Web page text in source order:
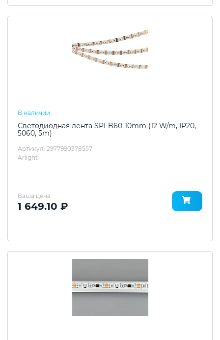
В наличии
Светодиодная лента SPI-B60-10mm (12 W/m, IP20,
5060, 5m)
Артикул: 2977990378557
Arlight
Ваша цена
1 649.10 ₽